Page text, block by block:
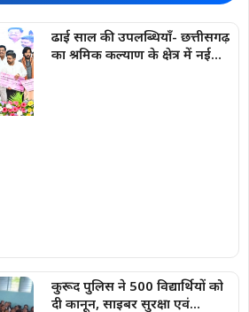
ढाई साल की उपलब्धियाँ- छत्तीसगढ़
का श्रमिक कल्याण के क्षेत्र में नई
कुरूद पुलिस ने 500 विद्यार्थियों को
दी कानून, साइबर सुरक्षा एवं